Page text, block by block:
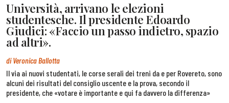
Università, arrivano le elezioni
studentesche. Il presidente Edoardo
Giudici: «Faccio un passo indietro, spazio
ad altri».
di Veronica Ballotta
Il via ai nuovi studentati, le corse serali dei treni da e per Rovereto, sono
alcuni dei risultati del consiglio uscente e la prova, secondo il
presidente, che «votare è importante e qui fa davvero la differenza»